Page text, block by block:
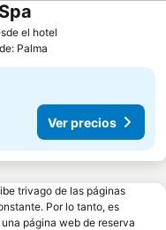
el hotel
Palma
Ver precios
trivago de las páginas
Por lo tanto, es
página web de reserva